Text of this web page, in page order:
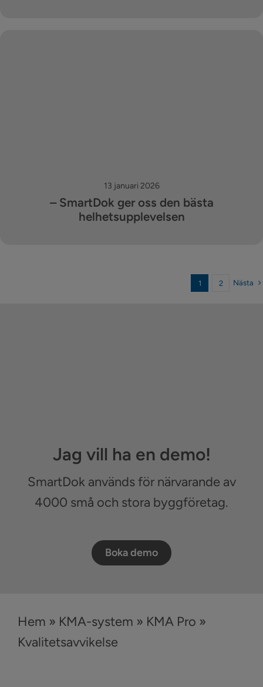
13 januari 2026
– SmartDok ger oss den bästa
helhetsupplevelsen
1 2 Nästa
Jag vill ha en demo!
SmartDok används för närvarande av
4000 små och stora byggföretag.
Boka demo
Hem » KMA-system » KMA Pro »
Kvalitetsavvikelse